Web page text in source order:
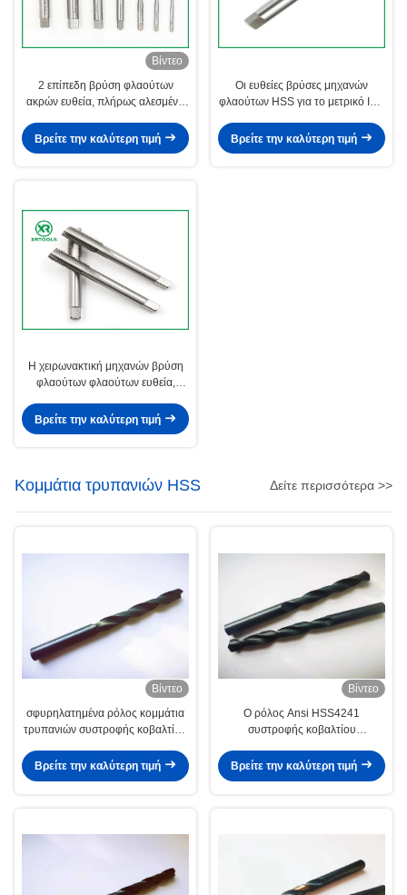
Βίντεο
2 επίπεδη βρύση φλαούτων
ακρών ευθεία, πλήρως αλεσμένα
σωλήνων
Βρείτε την καλύτερη τιμή
Οι ευθείες βρύσες μηχανών
φλαούτων HSS για το μετρικό ISO
λευκό επιφάνεια
Βρείτε την καλύτερη τιμή
Η χειρωνακτική μηχανών βρύση
φλαούτων φλαούτων ευθεία,
βουλωμάτων σπινθήρων νημάτων
Βρείτε την καλύτερη τιμή
Κομμάτια τρυπανιών HSS Δείτε περισσότερα >>
Βίντεο
σφυρηλατημένα ρόλος κομμάτια
τρυπανιών συστροφής κοβαλτίου
Βρείτε την καλύτερη τιμή
Βίντεο
Ο ρόλος Ansi HSS4241
συστροφής κοβαλτίου
κομμάτια τρυπανιών HSS
Βρείτε την καλύτερη τιμή